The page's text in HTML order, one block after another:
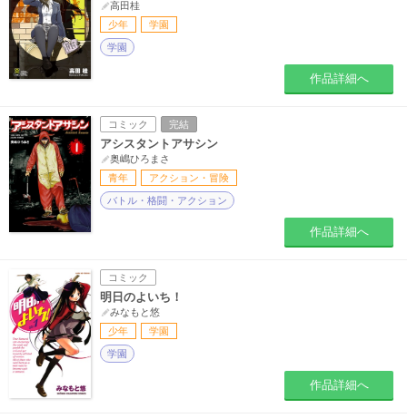
高田桂
少年
学園
学園
作品詳細へ
コミック 完結
アシスタントアサシン
奥嶋ひろまさ
青年
アクション・冒険
バトル・格闘・アクション
作品詳細へ
コミック
明日のよいち！
みなもと悠
少年
学園
学園
作品詳細へ